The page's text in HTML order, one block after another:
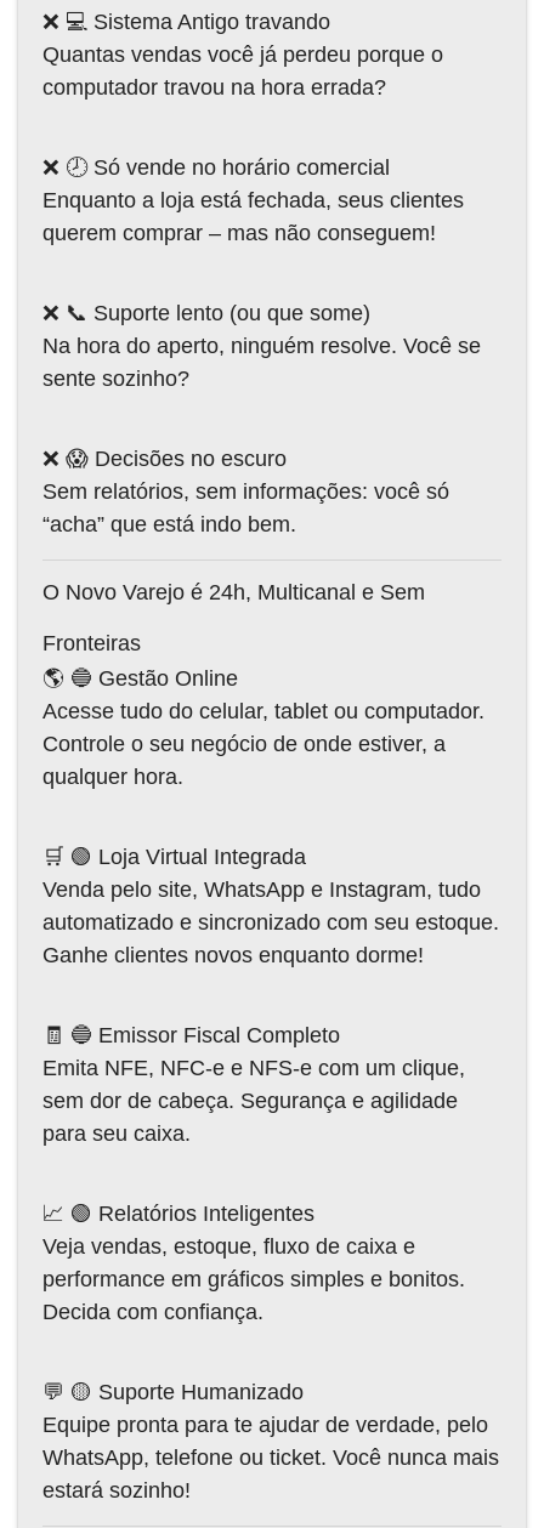
❌ 💻 Sistema Antigo travando
Quantas vendas você já perdeu porque o
computador travou na hora errada?
❌ 🕗 Só vende no horário comercial
Enquanto a loja está fechada, seus clientes
querem comprar – mas não conseguem!
❌ 📞 Suporte lento (ou que some)
Na hora do aperto, ninguém resolve. Você se
sente sozinho?
❌ 😱 Decisões no escuro
Sem relatórios, sem informações: você só
“acha” que está indo bem.
O Novo Varejo é 24h, Multicanal e Sem
Fronteiras
🌎 🔵 Gestão Online
Acesse tudo do celular, tablet ou computador.
Controle o seu negócio de onde estiver, a
qualquer hora.
🛒 🟢 Loja Virtual Integrada
Venda pelo site, WhatsApp e Instagram, tudo
automatizado e sincronizado com seu estoque.
Ganhe clientes novos enquanto dorme!
🧾 🔵 Emissor Fiscal Completo
Emita NFE, NFC-e e NFS-e com um clique,
sem dor de cabeça. Segurança e agilidade
para seu caixa.
📈 🟢 Relatórios Inteligentes
Veja vendas, estoque, fluxo de caixa e
performance em gráficos simples e bonitos.
Decida com confiança.
💬 🟡 Suporte Humanizado
Equipe pronta para te ajudar de verdade, pelo
WhatsApp, telefone ou ticket. Você nunca mais
estará sozinho!